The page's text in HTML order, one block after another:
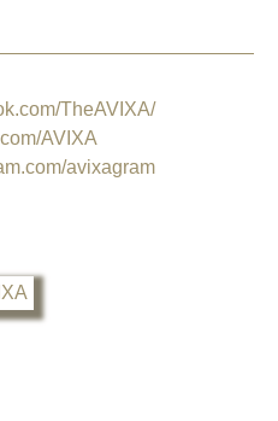
TheAVIXA/
AVIXA
avixagram